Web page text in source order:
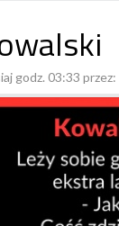
godz. 03:33 przez: